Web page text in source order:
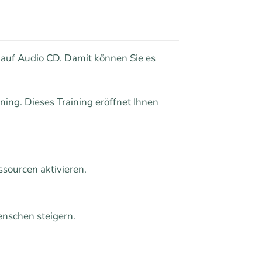
Audio CD. Damit können Sie es
Dieses Training eröffnet Ihnen
aktivieren.
steigern.